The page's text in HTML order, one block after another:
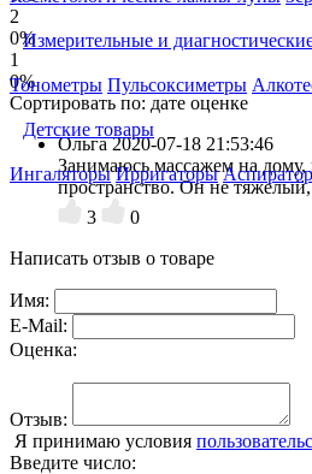
Измерительные и
Тонометры Пульсоксиметры
Детские товары
Ингаляторы Ирригаторы
2
0%
1
0%
Сортировать по: дате оценке
Ольга 2020-07-18 21:53:46
Занимаюсь массажем на дому,
пространство. Он не
3
0
Написать отзыв о товаре
Имя:
E-Mail:
Оценка:
Отзыв:
Я принимаю условия
Введите число: